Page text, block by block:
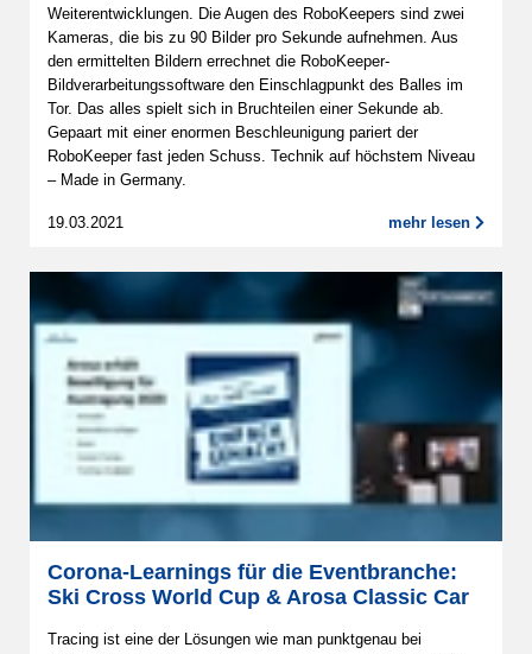
Weiterentwicklungen. Die Augen des RoboKeepers sind zwei
Kameras, die bis zu 90 Bilder pro Sekunde aufnehmen. Aus
den ermittelten Bildern errechnet die RoboKeeper-
Bildverarbeitungssoftware den Einschlagpunkt des Balles im
Tor. Das alles spielt sich in Bruchteilen einer Sekunde ab.
Gepaart mit einer enormen Beschleunigung pariert der
RoboKeeper fast jeden Schuss. Technik auf höchstem Niveau
– Made in Germany.
19.03.2021 mehr lesen
Corona-Learnings für die Eventbranche:
Ski Cross World Cup & Arosa Classic Car
Tracing ist eine der Lösungen wie man punktgenau bei